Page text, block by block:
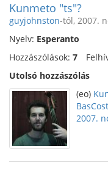
Kunmeto "ts"?
guyjohnston-tól, 2007.
Nyelv: Esperanto
Hozzászólások: 7
Utolsó hozzászólás
(eo)
2007.